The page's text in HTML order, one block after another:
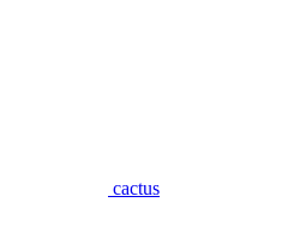
cactus